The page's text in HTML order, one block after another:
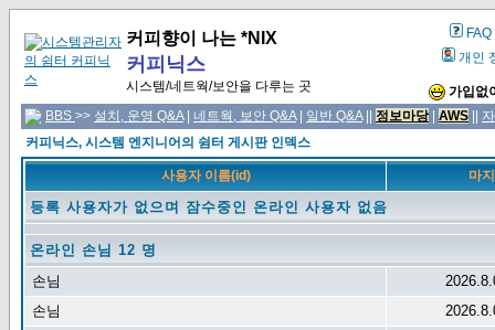
커피향이 나는 *NIX
커피닉스
시스템/네트웍/보안을 다루는 곳
FAQ
개인
가입없
BBS >> 설치, 운영 Q&A| 네트웍, 보안 Q&A| 일반 Q&A|| 정보마당| AWS
커피닉스, 시스템 엔지니어의 쉼터 게시판 인덱스
사용자 이름(id) 마
등록 사용자가 없으며 잠수중인 온라인 사용자 없음
온라인 손님 12 명
손님
손님